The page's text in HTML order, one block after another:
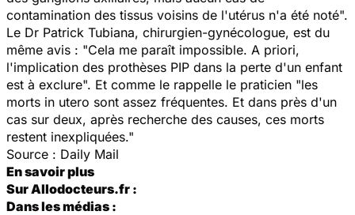
contamination des tissus voisins de l'utérus n'a été noté".
Le Dr Patrick Tubiana, chirurgien-gynécologue, est du
même avis : "Cela me paraît impossible. A priori,
l'implication des prothèses PIP dans la perte d'un enfant
est à exclure". Et comme le rappelle le praticien "les
morts in utero sont assez fréquentes. Et dans près d'un
cas sur deux, après recherche des causes, ces morts
restent inexpliquées."
Source : Daily Mail
En savoir plus
Sur Allodocteurs.fr :
Dans les médias :